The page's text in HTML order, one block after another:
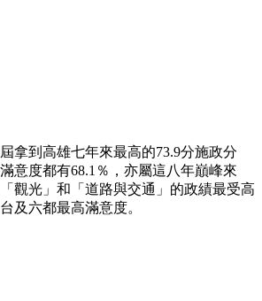
拿到高雄七年來最高的73.9分施政分
意度都有68.1％，亦屬這八年巔峰來
觀光」和「道路與交通」的政績最受高
及六都最高滿意度。